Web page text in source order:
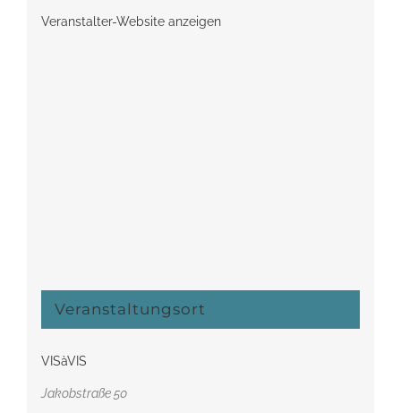
Veranstalter-Website anzeigen
Veranstaltungsort
VISàVIS
Jakobstraße 50